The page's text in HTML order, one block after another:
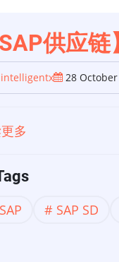
式
配
置
产
SAP供应
intelligentx 28
多
【SAP
SAP SAP SD